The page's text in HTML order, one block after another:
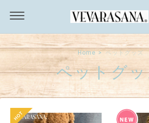
Home ペットグッズ
ペットグ